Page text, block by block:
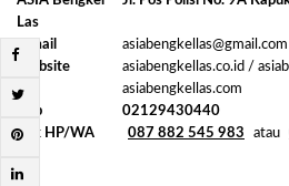
Las
E-mail
asiabengkellas@gmail.com
Website
asiabengkellas.co.id /
asiabengkellas.com
Telp
02129430440
Klik HP/WA
087 882 545 983 atau